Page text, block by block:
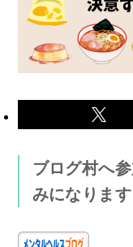
ブログ村へ
みになります